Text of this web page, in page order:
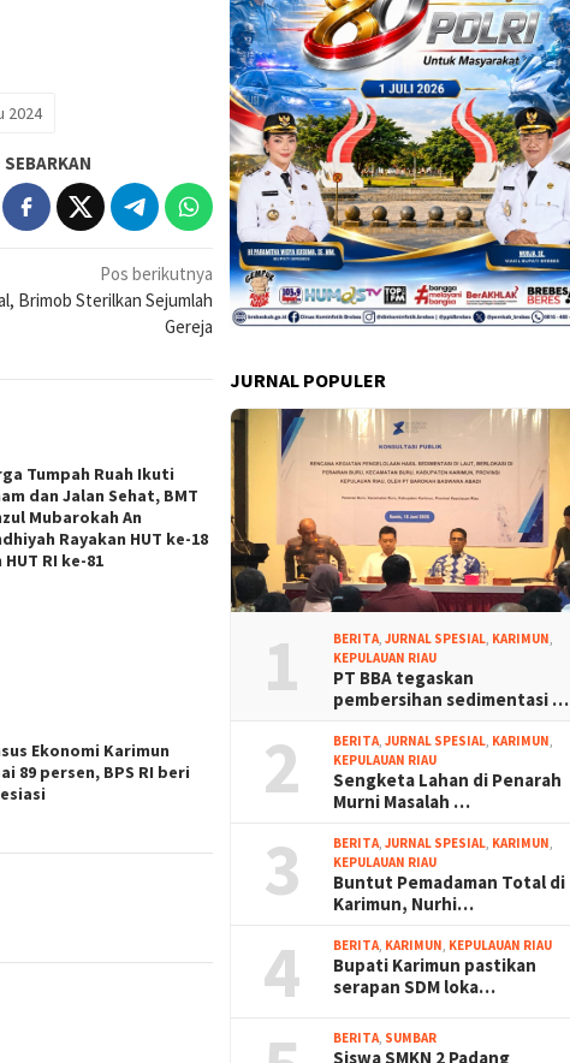
2024
SEBARKAN
Pos berikutnya
Brimob Sterilkan Sejumlah
Gereja
Tumpah Ruah Ikuti
dan Jalan Sehat, BMT
Mubarokah An
Rayakan HUT ke-18
HUT RI ke-81
Ekonomi Karimun
89 persen, BPS RI beri
JURNAL POPULER
1 BERITA,JURNAL SPESIAL, KARIMUN,
KEPULAUAN RIAU
PT BBA tegaskan
pembersihan sedimentasi …
2 BERITA,JURNAL SPESIAL, KARIMUN,
KEPULAUAN RIAU
Sengketa Lahan di Penarah
Murni Masalah …
3 BERITA,JURNAL SPESIAL, KARIMUN,
KEPULAUAN RIAU
Buntut Pemadaman Total di
Karimun, Nurhi…
4 BERITA, KARIMUN, KEPULAUAN RIAU
Bupati Karimun pastikan
serapan SDM loka…
BERITA, SUMBAR
Siswa SMKN 2 Padang